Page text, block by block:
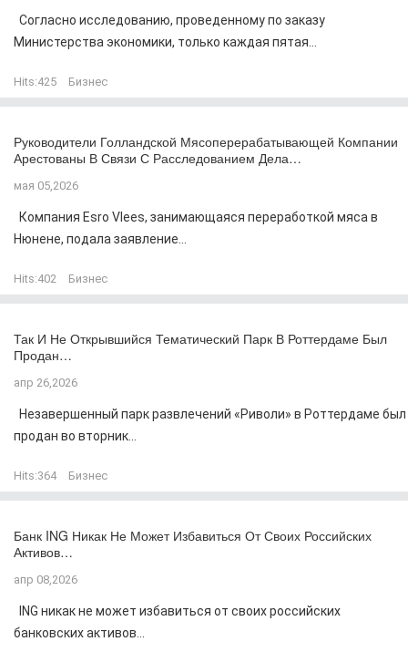
Согласно исследованию, проведенному по заказу
Министерства экономики, только каждая пятая...
Hits:425 Бизнес
Руководители Голландской Мясоперерабатывающей Компании
Арестованы В Связи С Расследованием Дела…
мая 05,2026
Компания Esro Vlees, занимающаяся переработкой мяса в
Нюнене, подала заявление...
Hits:402 Бизнес
Так И Не Открывшийся Тематический Парк В Роттердаме Был
Продан…
апр 26,2026
Незавершенный парк развлечений «Риволи» в Роттердаме был
продан во вторник...
Hits:364 Бизнес
Банк ING Никак Не Может Избавиться От Своих Российских
Активов…
апр 08,2026
ING никак не может избавиться от своих российских
банковских активов...